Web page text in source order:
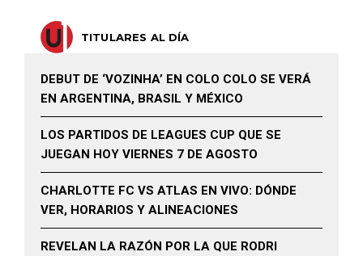
TITULARES AL DÍA
DEBUT DE ‘VOZINHA’ EN COLO COLO SE VERÁ
EN ARGENTINA, BRASIL Y MÉXICO
LOS PARTIDOS DE LEAGUES CUP QUE SE
JUEGAN HOY VIERNES 7 DE AGOSTO
CHARLOTTE FC VS ATLAS EN VIVO: DÓNDE
VER, HORARIOS Y ALINEACIONES
REVELAN LA RAZÓN POR LA QUE RODRI